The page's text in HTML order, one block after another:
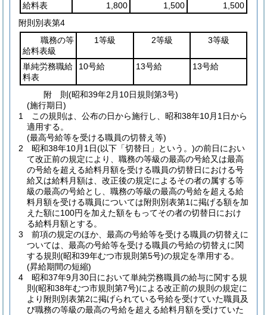
給料表
1,800
1,500
1,500
附則別表第4
職務の等
給料表級
1等級 2等級 3等級
単純労務職給
料表
10号給 13号給 13号給
附 則(昭和39年2月10日規則第3号)
(施行期日)
1
この規則は、公布の日から施行し、昭和38年10月1日から
適用する。
(最高号給等を受ける職員の切替え等)
2
昭和38年10月1日(以下「切替日」という。)の前日におい
て改正前の規定により、職務の等級の最高の号給又は最高
の号給を超える給料月額を受ける職員の切替日における号
給又は給料月額は、改正後の規定によるその者の属する等
級の最高の号給とし、職務の等級の最高の号給を超える給
料月額を受ける職員については附則別表第1に掲げる額を加
えた額に100円を加えた額をもってその者の切替日におけ
る給料月額とする。
3
前項の規定のほか、最高の号給等を受ける職員の切替えに
ついては、最高の号給等を受ける職員の号給の切替えに関
する規則 (昭和39年むつ市規則第5号)の規定を準用する。
(昇給期間の短縮)
4
昭和37年9月30日において単純労務職員の給与に関する規
則 (昭和38年むつ市規則第7号)による改正前の規則の規定に
より附則別表第2に掲げられている号給を受けていた職員及
び職務の等級の最高の号給を超える給料月額を受けていた